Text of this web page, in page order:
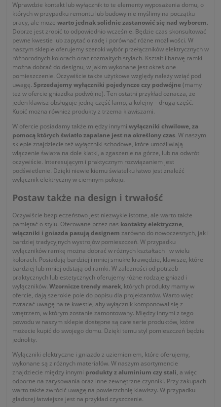
Wprawdzie kontakt lub wyłącznik to te elementy wyposażenia domu, o
których w przypadku remontu lub budowy nie myślimy na początku
pracy, ale może warto jednak solidnie zastanowić się nad wyborem.
Dobrze jest zrobić to odpowiednio wcześnie. Będzie czas skonsultować
pewne kwestie lub zapytać o radę i porównać różne możliwości. W
naszym sklepie oferujemy szeroki wybór przełączników elektrycznych w
różnorodnych kolorach oraz rozmaitych stylach. Kształt i barwę ramki
można dobrać do designu, w jakim wykonane jest określone
pomieszczenie. Oczywiście także użytkowe względy należy wziąć pod
uwagę. Sprzedajemy wyłączniki pojedyncze czy podwójne(mamy
też w ofercie gniazdka podwójne). Ten ostatni przykład oznacza, że
jeden klawisz obsługuje jedną część lamp, a kolejny – drugą część.
Kupić można również produkty z trzema klawiszami.
W ofercie posiadamy także między innymi wyłączniki chwilowe, za
pomocą których światło zapalane jest na określony czas. W naszym
sklepie znajdziecie też wyłączniki schodowe, które umożliwiają
włączenie światła na dole klatki, a zgaszenie na górze, lub na odwrót
oczywiście. Interesującym i praktycznym rozwiązaniem jest
podświetlenie. Dzięki niewielkiemu światełku łatwo jest znaleźć
wyłącznik elektryczny w ciemnym pokoju.
Postaw także na design i trwałość
Oczywiście bezpieczeństwo jest niezwykle istotne, ale warto także
pamiętać o stylu. Oferowane przez nas kontakty elektryczne,
włączniki i gniazda pasują designem zarówno do nowoczesnych, jak i
bardziej tradycyjnych wystrojów pomieszczeń. W przypadku
wyłączników ramkę można dobrać w różnych kształtach i w wielu
kolorach. Posiadają bardziej i mniej smukłe krawędzie, klawisze, które
bardziej lub mniej odstają od ramki. W zależności od potrzeb
praktycznych lub estetycznych oferujemy różne rodzaje gniazd i
wyłączników. Wzornicze trendy marek, których produkty mamy w
ofercie, dają szerokie pole do popisu dla projektantów. Warto więc
zwracać uwagę na te kwestie, aby wyłącznik komponował się z
wnętrzem, w którym zostanie zamontowany. Między innymi z tego
powodu w naszym sklepie dostępne są całe serie produktów, które
możecie kupić do swojego domu. Dzięki temu styl pomieszczeń będzie
jednolity.
Wyłączniki elektryczne i gniazdo z uziemieniem, które oferujemy,
wykonane są z różnych materiałów. W naszym asortymencie
znajdziecie między innymi produkty z aluminium czy stali, a więc
odporne na zarysowania oraz inne zewnętrzne czynniki. Przy zakupach
warto także zwrócić uwagę na powierzchnię klawiszy. W przypadku
gładszej łatwiejsze jest na przykład czyszczenie.